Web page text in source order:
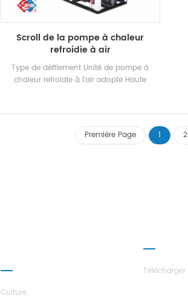
Scroll de la pompe à chaleur
refroidie à air
Type de défilement Unité de pompe à
chaleur refroidie à l'air adopte Haute
fabriqué haut rendement shell and-tube
Échangeur de chaleur et échangeur de
chaleur à bobines, utilisant R22, R134A,
Première Page 1 2
Culture
Télécharger